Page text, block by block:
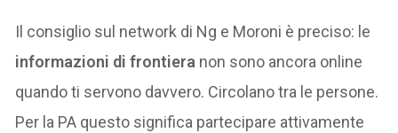
Il consiglio sul network di Ng e Moroni è preciso: le
informazioni di frontiera non sono ancora online
quando ti servono davvero. Circolano tra le persone.
Per la PA questo significa partecipare attivamente